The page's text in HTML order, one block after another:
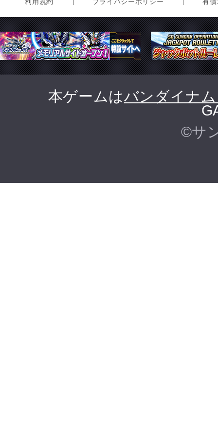
本ゲームはバンダイナ
©サ